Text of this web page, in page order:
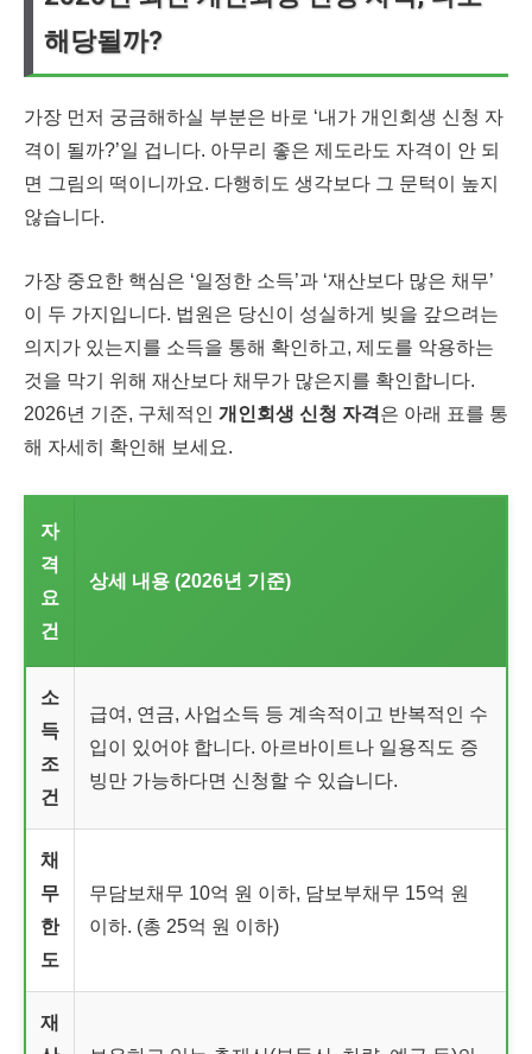
해당될까?
가장 먼저 궁금해하실 부분은 바로 ‘내가 개인회생 신청 자
격이 될까?’일 겁니다. 아무리 좋은 제도라도 자격이 안 되
면 그림의 떡이니까요. 다행히도 생각보다 그 문턱이 높지
않습니다.
가장 중요한 핵심은 ‘일정한 소득’과 ‘재산보다 많은 채무’
이 두 가지입니다. 법원은 당신이 성실하게 빚을 갚으려는
의지가 있는지를 소득을 통해 확인하고, 제도를 악용하는
것을 막기 위해 재산보다 채무가 많은지를 확인합니다.
2026년 기준, 구체적인 개인회생 신청 자격 은 아래 표를 통
해 자세히 확인해 보세요.
자
격
요
건
상세 내용 (2026년 기준)
소
득
조
건
급여, 연금, 사업소득 등 계속적이고 반복적인 수
입이 있어야 합니다. 아르바이트나 일용직도 증
빙만 가능하다면 신청할 수 있습니다.
채
무
한
도
무담보채무 10억 원 이하, 담보부채무 15억 원
이하. (총 25억 원 이하)
재